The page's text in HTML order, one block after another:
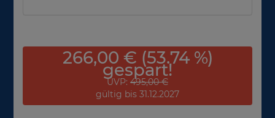
266,00 € (53.74 %)
gespart!
UVP: 495,00 €
gültig bis 31.12.2027